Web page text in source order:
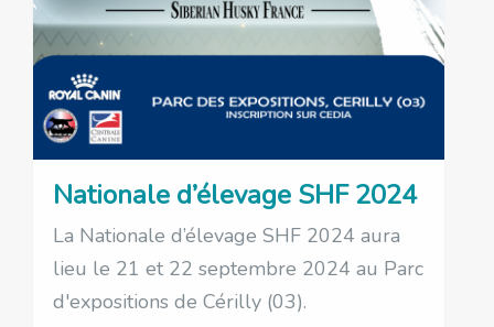
Nationale d’élevage SHF 2024
La Nationale d’élevage SHF 2024 aura
lieu le 21 et 22 septembre 2024 au Parc
d'expositions de Cérilly (03).